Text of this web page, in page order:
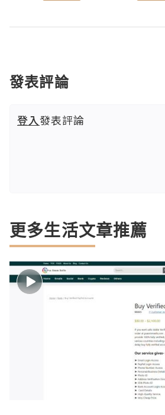
發表評論
登入發表評論
更多生活文章推薦